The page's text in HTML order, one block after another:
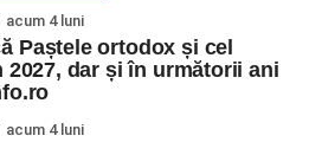
acum 4 luni
Paștele ortodox și cel
2027, dar și în următorii ani
acum 4 luni